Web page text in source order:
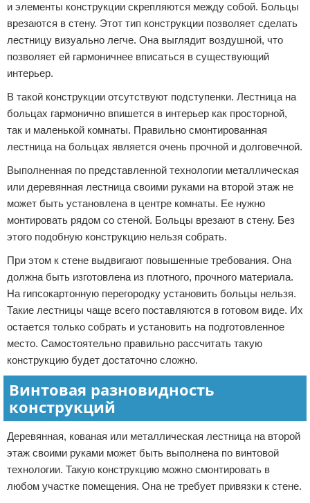
и элементы конструкции скрепляются между собой. Больцы
врезаются в стену. Этот тип конструкции позволяет сделать
лестницу визуально легче. Она выглядит воздушной, что
позволяет ей гармоничнее вписаться в существующий
интерьер.
В такой конструкции отсутствуют подступенки. Лестница на
больцах гармонично впишется в интерьер как просторной,
так и маленькой комнаты. Правильно смонтированная
лестница на больцах является очень прочной и долговечной.
Выполненная по представленной технологии металлическая
или деревянная лестница своими руками на второй этаж не
может быть установлена в центре комнаты. Ее нужно
монтировать рядом со стеной. Больцы врезают в стену. Без
этого подобную конструкцию нельзя собрать.
При этом к стене выдвигают повышенные требования. Она
должна быть изготовлена из плотного, прочного материала.
На гипсокартонную перегородку установить больцы нельзя.
Такие лестницы чаще всего поставляются в готовом виде. Их
остается только собрать и установить на подготовленное
место. Самостоятельно правильно рассчитать такую
конструкцию будет достаточно сложно.
Винтовая разновидность
конструкций
Деревянная, кованая или металлическая лестница на второй
этаж своими руками может быть выполнена по винтовой
технологии. Такую конструкцию можно смонтировать в
любом участке помещения. Она не требует привязки к стене.